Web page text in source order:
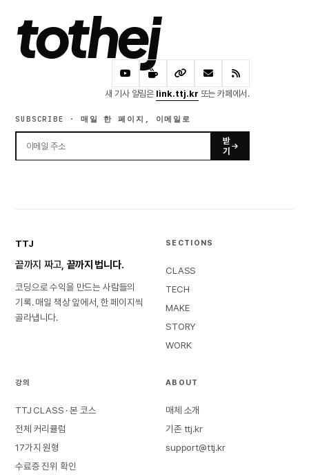
tothej
새 기사 알림은 link.ttj.kr 또는 카페에서.
SUBSCRIBE · 매일 한 페이지, 이메일로
받
기
TTJ
끝까지 짜고, 끝까지 법니다.
코딩으로 수익을 만드는 사람들의
기록. 매일 책상 앞에서, 한 페이지씩
골라냅니다.
SECTIONS
CLASS
TECH
MAKE
STORY
WORK
강의
TTJ CLASS · 본 코스
전체 커리큘럼
17가지 원형
수료증 진위 확인
ABOUT
매체 소개
기존 ttj.kr
support@ttj.kr